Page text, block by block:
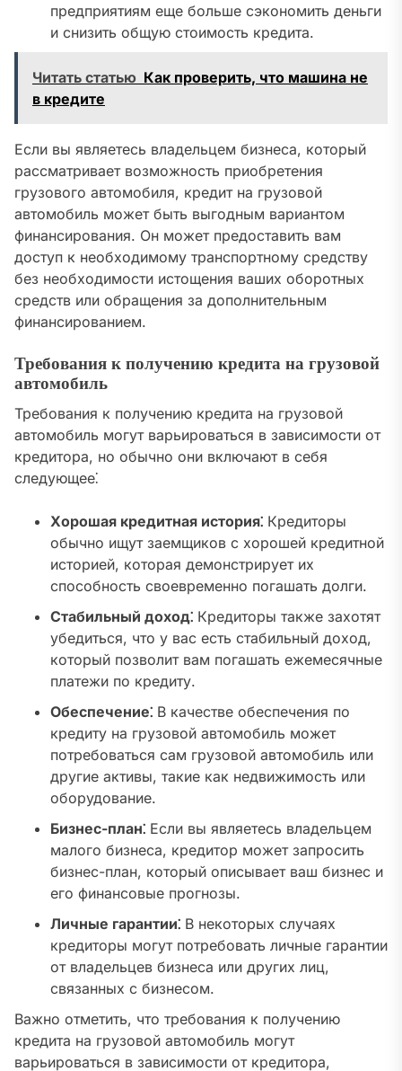
предприятиям еще больше сэкономить деньги
и снизить общую стоимость кредита.
Читать статью Как проверить, что машина не
в кредите
Если вы являетесь владельцем бизнеса, который
рассматривает возможность приобретения
грузового автомобиля, кредит на грузовой
автомобиль может быть выгодным вариантом
финансирования. Он может предоставить вам
доступ к необходимому транспортному средству
без необходимости истощения ваших оборотных
средств или обращения за дополнительным
финансированием.
Требования к получению кредита на грузовой
автомобиль
Требования к получению кредита на грузовой
автомобиль могут варьироваться в зависимости от
кредитора, но обычно они включают в себя
следующее⁚
Хорошая кредитная история⁚ Кредиторы
обычно ищут заемщиков с хорошей кредитной
историей, которая демонстрирует их
способность своевременно погашать долги.
Стабильный доход⁚ Кредиторы также захотят
убедиться, что у вас есть стабильный доход,
который позволит вам погашать ежемесячные
платежи по кредиту.
Обеспечение⁚ В качестве обеспечения по
кредиту на грузовой автомобиль может
потребоваться сам грузовой автомобиль или
другие активы, такие как недвижимость или
оборудование.
Бизнес-план⁚ Если вы являетесь владельцем
малого бизнеса, кредитор может запросить
бизнес-план, который описывает ваш бизнес и
его финансовые прогнозы.
Личные гарантии⁚ В некоторых случаях
кредиторы могут потребовать личные гарантии
от владельцев бизнеса или других лиц,
связанных с бизнесом.
Важно отметить, что требования к получению
кредита на грузовой автомобиль могут
варьироваться в зависимости от кредитора,